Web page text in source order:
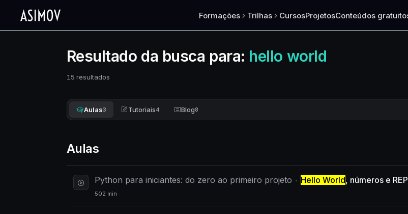
Formações Trilhas CursosProjetosConteúdos
Resultado da busca para: hello world
15 resultados
Aulas3 Tutoriais4 Blog8
Aulas
Python para iniciantes: do zero ao primeiro projeto Hello World, números e
502 min